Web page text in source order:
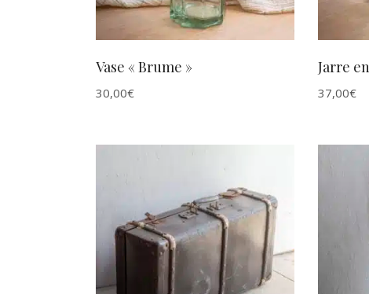
Vase « Brume »
30,00€
Jarre
37,00€
AJOUTER AU PANIER